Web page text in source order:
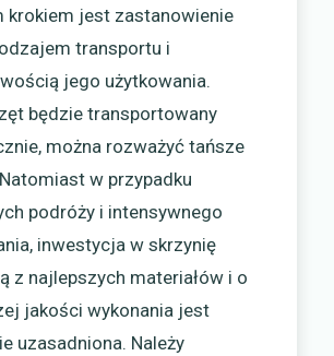
krokiem jest zastanowienie
transportu i
jego użytkowania.
będzie transportowany
można rozważyć tańsze
w przypadku
podróży i intensywnego
inwestycja w skrzynię
z najlepszych materiałów i o
jakości wykonania jest
uzasadniona. Należy